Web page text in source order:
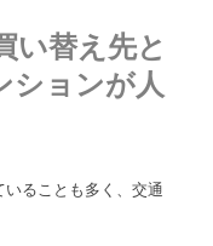
い替え先と
ションが人
ることも多く、交通